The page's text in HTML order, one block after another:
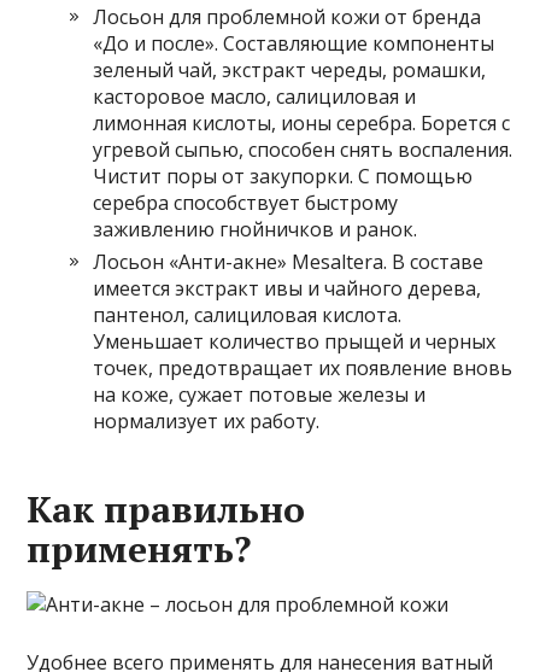
Лосьон для проблемной кожи от бренда
«До и после». Составляющие компоненты
зеленый чай, экстракт череды, ромашки,
касторовое масло, салициловая и
лимонная кислоты, ионы серебра. Борется с
угревой сыпью, способен снять воспаления.
Чистит поры от закупорки. С помощью
серебра способствует быстрому
заживлению гнойничков и ранок.
Лосьон «Анти-акне» Mesaltera. В составе
имеется экстракт ивы и чайного дерева,
пантенол, салициловая кислота.
Уменьшает количество прыщей и черных
точек, предотвращает их появление вновь
на коже, сужает потовые железы и
нормализует их работу.
Как правильно
применять?
Удобнее всего применять для нанесения ватный